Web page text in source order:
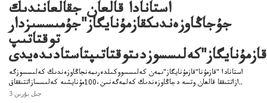
استانادا قالعان جقالعانندىك
جۇجاڭاوزەندىكقازمۇنايگاز"جۇمىسسىزدار
توقتاتىپ
استانادا "قازمۇنا"قازمۇنايگاز"ىمەن كەلىسسووكىلدەرىمەنجاڭاوزەندىك كەلىسسوزگە
ازاتتىققا قالعان وتسە دجاڭاوزەندىك كەلمەگەنىن،100مۇنايشىە كەلىسسازاتتىققاق..
3 جىل بۇرىن